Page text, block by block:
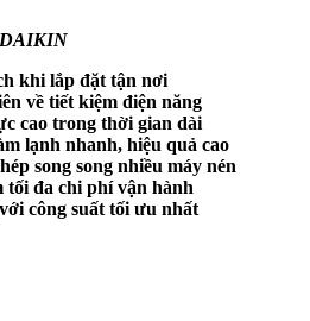
khi lắp đặt tận nơi
về tiết kiệm điện năng
cao trong thời gian dài
lạnh nhanh, hiệu quả cao
song song nhiều máy nén
tối đa chi phí vận hành
công suất tối ưu nhất